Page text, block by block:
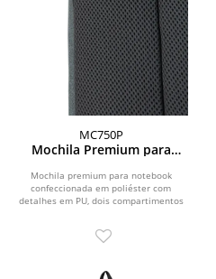
MC750P
Mochila Premium para
Mochila premium para notebook
confeccionada em poliéster com
detalhes em PU, dois compartimentos